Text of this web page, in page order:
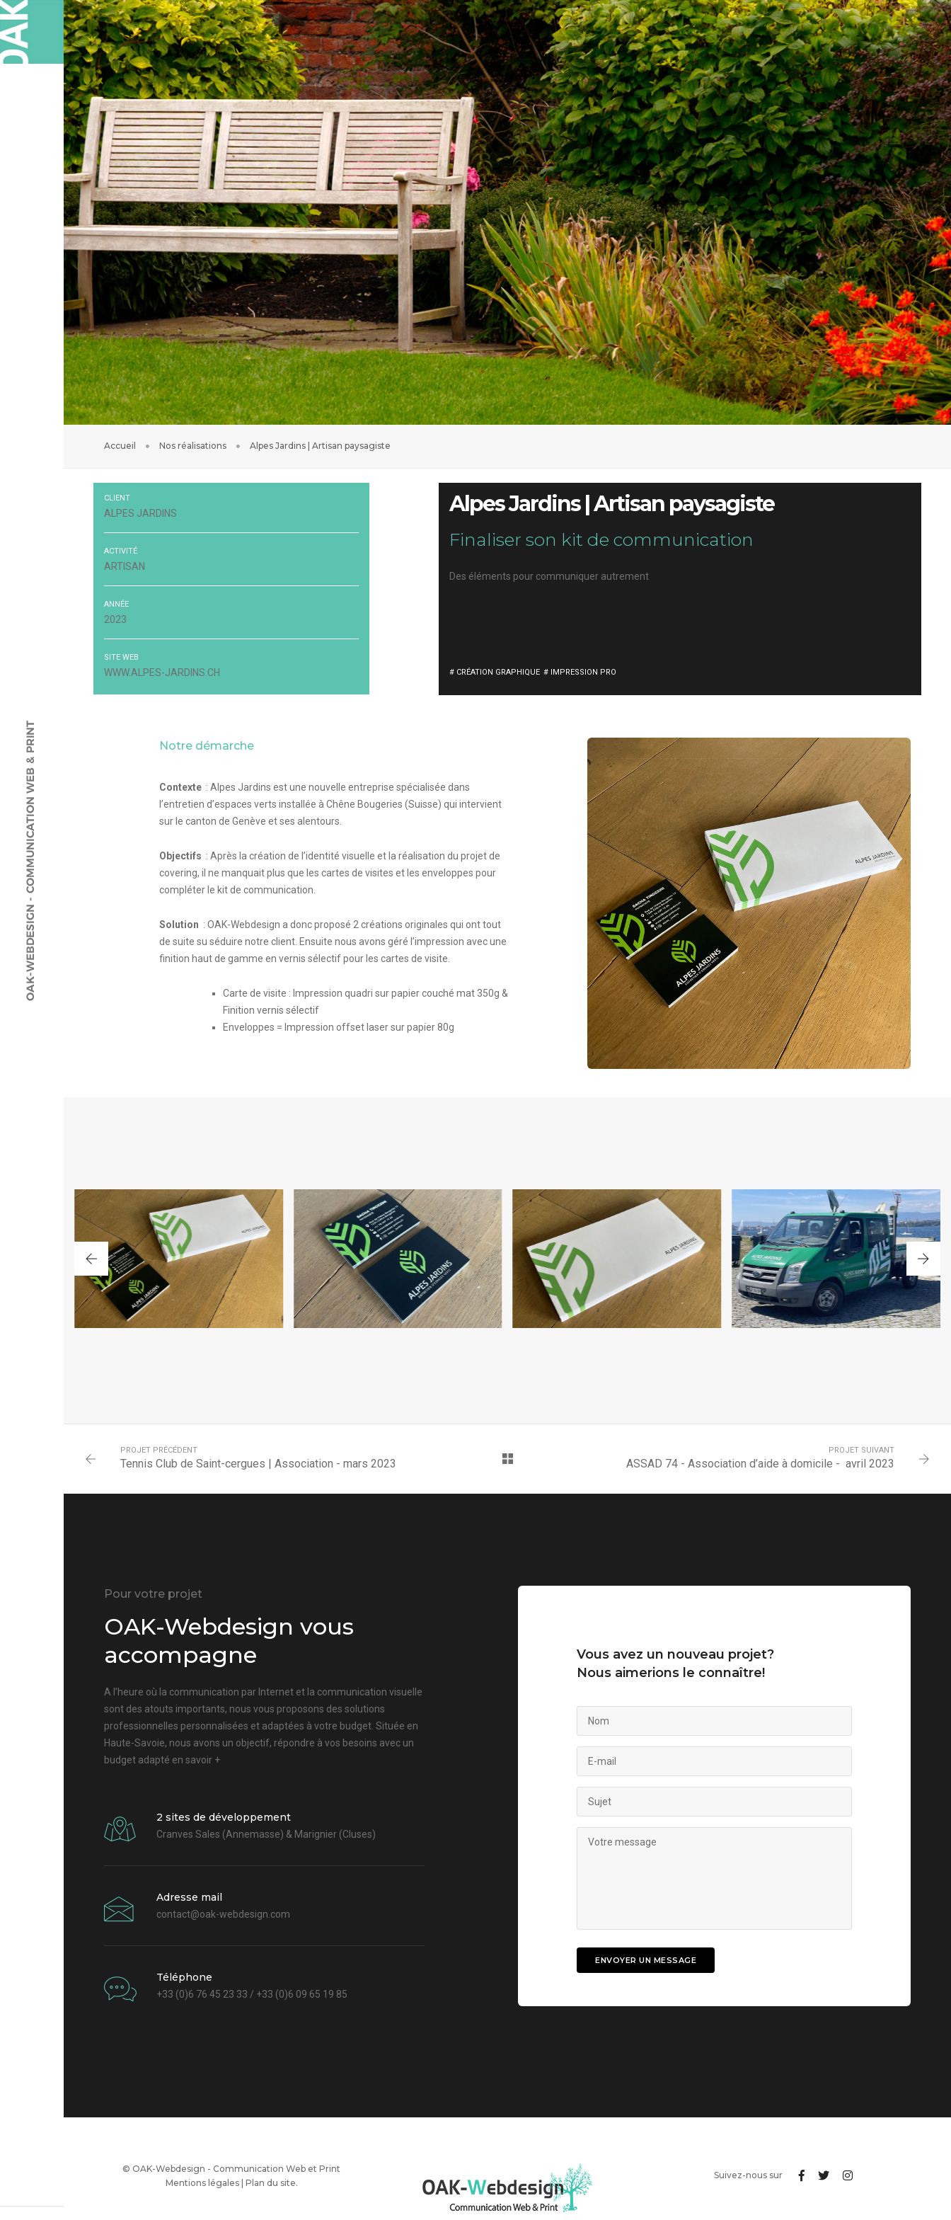
Accueil Nos réalisations Alpes Jardins | Artisan paysagiste
CLIENT
ALPES JARDINS
ACTIVITÉ
ARTISAN
ANNÉE
2023
SITE WEB
WWW.ALPES-JARDINS.CH
Alpes Jardins | Artisan paysagiste
Finaliser son kit de communication
Des éléments pour communiquer autrement
# CRÉATION GRAPHIQUE # IMPRESSION PRO
Notre démarche
Contexte : Alpes Jardins est une nouvelle entreprise spécialisée dans
l’entretien d’espaces verts installée à Chêne Bougeries (Suisse) qui intervient
sur le canton de Genève et ses alentours.
Objectifs : Après la création de l’identité visuelle et la réalisation du projet de
covering, il ne manquait plus que les cartes de visites et les enveloppes pour
compléter le kit de communication.
Solution : OAK-Webdesign a donc proposé 2 créations originales qui ont tout
de suite su séduire notre client. Ensuite nous avons géré l’impression avec une
finition haut de gamme en vernis sélectif pour les cartes de visite.
Carte de visite : Impression quadri sur papier couché mat 350g &
Finition vernis sélectif
Enveloppes = Impression offset laser sur papier 80g
CARTE DE VISITE ENVELOPPE COVERING
PROJET PRÉCÉDENT
Tennis Club de Saint-cergues | Association - mars 2023
PROJET SUIVANT
ASSAD 74 - Association d’aide à domicile - avril 2023
Pour votre projet
OAK-Webdesign vous
accompagne
A l’heure où la communication par Internet et la communication visuelle
sont des atouts importants, nous vous proposons des solutions
professionnelles personnalisées et adaptées à votre budget. Située en
Haute-Savoie, nous avons un objectif, répondre à vos besoins avec un
budget adapté en savoir +
2 sites de développement
Cranves Sales (Annemasse) & Marignier (Cluses)
Adresse mail
contact@oak-webdesign.com
Téléphone
+33 (0)6 76 45 23 33 / +33 (0)6 09 65 19 85
Vous avez un nouveau projet?
Nous aimerions le connaître!
© OAK-Webdesign - Communication Web et Print
Mentions légales| Plan du site.
Suivez-nous sur